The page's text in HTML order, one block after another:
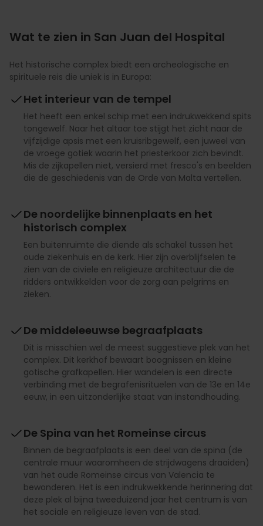
Wat te zien in San Juan del Hospital
Het historische complex biedt een archeologische en
spirituele reis die uniek is in Europa:
Het interieur van de tempel
Het heeft een enkel schip met een indrukwekkend spits
tongewelf. Naar het altaar toe stijgt het zicht naar de
vijfzijdige apsis met een kruisribgewelf, een juweel van
de vroege gotiek waarin het priesterkoor zich bevindt.
Mis de zijkapellen niet, versierd met fresco's en beelden
die de geschiedenis van de Orde van Malta vertellen.
De noordelijke binnenplaats en het
historisch complex
Een buitenruimte die diende als schakel tussen het
oude ziekenhuis en de kerk. Hier zijn overblijfselen te
zien van de civiele en religieuze architectuur die de
ridders ontwikkelden voor de zorg aan pelgrims en
zieken.
De middeleeuwse begraafplaats
Dit is misschien wel de meest suggestieve plek van het
complex. Dit kerkhof bewaart boognissen en kleine
gotische grafkapellen. Hier wandelen is een directe
verbinding met de begrafenisrituelen van de 13e en 14e
eeuw, in een uitzonderlijke staat van instandhouding.
De Spina van het Romeinse circus
Binnen de begraafplaats is een deel van de spina (de
centrale muur waaromheen de strijdwagens draaiden)
van het oude Romeinse circus van Valencia te
bewonderen. Het is een indrukwekkende herinnering dat
deze plek al bijna tweeduizend jaar het centrum is van
het sociale en religieuze leven van de stad.